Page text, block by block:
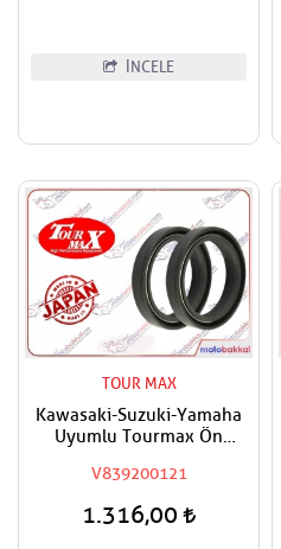
İNCELE
TOUR MAX
Kawasaki-Suzuki-Yamaha
Uyumlu Tourmax Ön
V839200121
1.316,00